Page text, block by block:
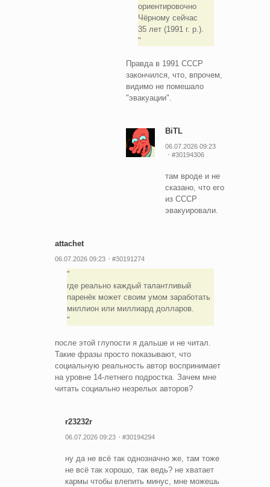
ориентировочно
Чёрному сейчас
35 лет (1991 г. р.).
Правда в 1991 СССР
закончился, что, впрочем,
видимо не помешало
"эвакуации".
BiTL
06.07.2026 09:23
#30194306
там вроде и не
сказано, что его
из СССР
эвакуировали.
attachet
06.07.2026 09:23 #30191274
где реально каждый талантливый
паренёк может своим умом заработать
миллион или миллиард долларов.
после этой глупости я дальше и не читал.
Такие фразы просто показывают, что
социальную реальность автор воспринимает
на уровне 14-летнего подростка. Зачем мне
читать социально незрелых авторов?
r23232r
06.07.2026 09:23 #30194294
ну да не всё так однозначно же, там тоже
не всё так хорошо, так ведь? не хватает
кармы чтобы влепить минус, мне можешь